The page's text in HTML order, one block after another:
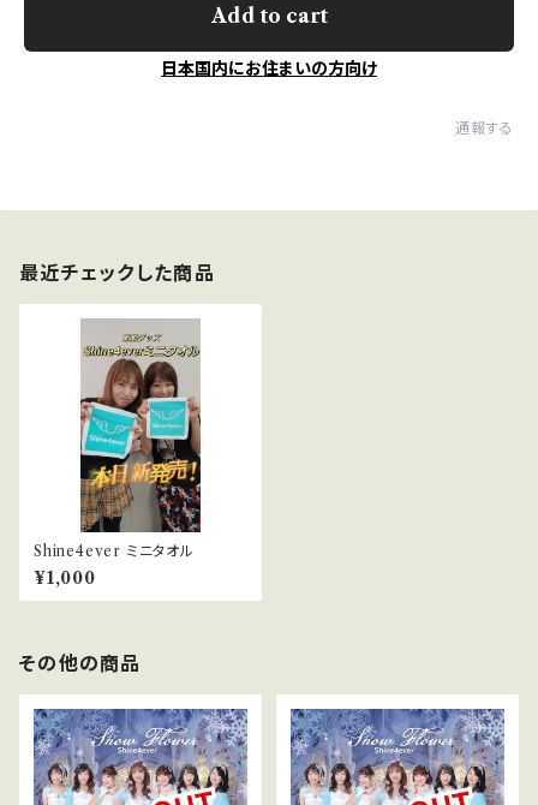
Add to cart
日本国内にお住まいの方向け
通報する
最近チェックした商品
Shine4ever ミニタオル
¥1,000
その他の商品